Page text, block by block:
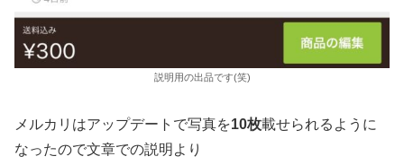
説明用の出品です(笑)
メルカリはアップデートで写真を10枚載せられるように
なったので文章での説明より